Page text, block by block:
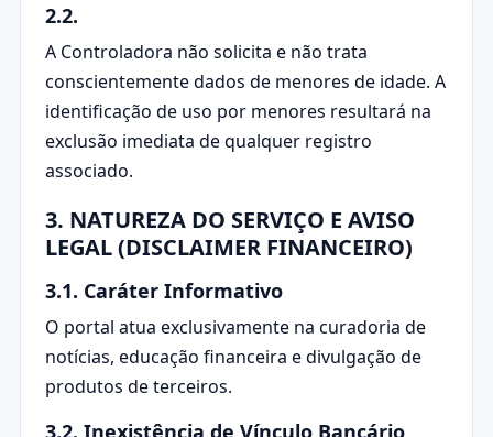
2.2.
A Controladora não solicita e não trata
conscientemente dados de menores de idade. A
identificação de uso por menores resultará na
exclusão imediata de qualquer registro
associado.
3. NATUREZA DO SERVIÇO E AVISO
LEGAL (DISCLAIMER FINANCEIRO)
3.1. Caráter Informativo
O portal atua exclusivamente na curadoria de
notícias, educação financeira e divulgação de
produtos de terceiros.
3.2. Inexistência de Vínculo Bancário